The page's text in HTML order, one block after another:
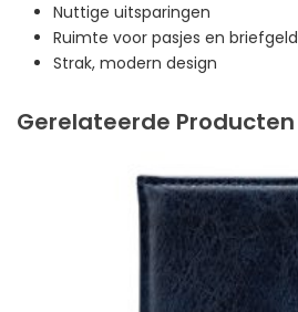
Nuttige uitsparingen
Ruimte voor pasjes en briefgeld
Strak, modern design
Gerelateerde Producten